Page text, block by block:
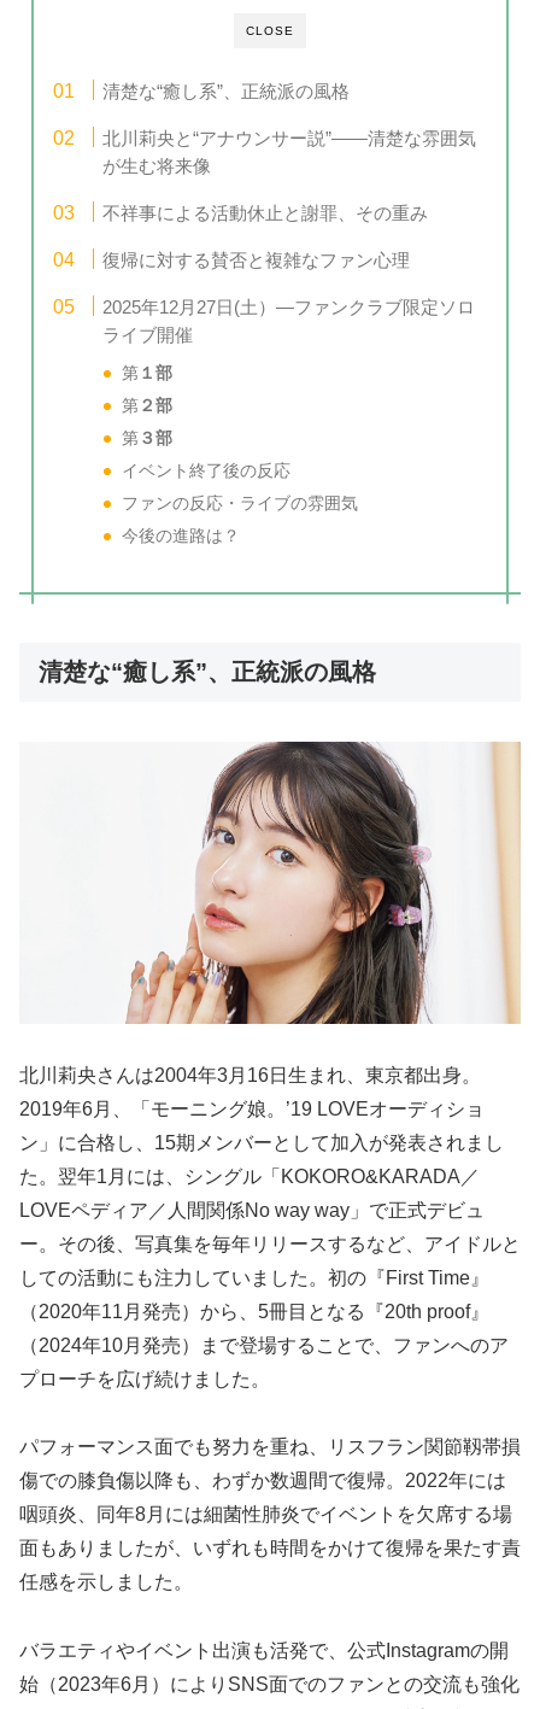
CLOSE
清楚な“癒し系”、正統派の風格
北川莉央と“アナウンサー説”――清楚な雰囲気
が生む将来像
不祥事による活動休止と謝罪、その重み
復帰に対する賛否と複雑なファン心理
2025年12月27日(土）—ファンクラブ限定ソロ
ライブ開催
第 １部
第 ２部
第 ３部
イベント終了後の反応
ファンの反応・ライブの雰囲気
今後の進路は？
清楚な“癒し系”、正統派の風格
北川莉央さんは2004年3月16日生まれ、東京都出身。
2019年6月、「モーニング娘。’19 LOVEオーディショ
ン」に合格し、15期メンバーとして加入が発表されまし
た。翌年1月には、シングル「KOKORO&KARADA／
LOVEペディア／人間関係No way way」で正式デビュ
ー。その後、写真集を毎年リリースするなど、アイドルと
しての活動にも注力していました。初の『First Time』
（2020年11月発売）から、5冊目となる『20th proof』
（2024年10月発売）まで登場することで、ファンへのア
プローチを広げ続けました。
パフォーマンス面でも努力を重ね、リスフラン関節靱帯損
傷での膝負傷以降も、わずか数週間で復帰。2022年には
咽頭炎、同年8月には細菌性肺炎でイベントを欠席する場
面もありましたが、いずれも時間をかけて復帰を果たす責
任感を示しました。
バラエティやイベント出演も活発で、公式Instagramの開
始（2023年6月）によりSNS面でのファンとの交流も強化